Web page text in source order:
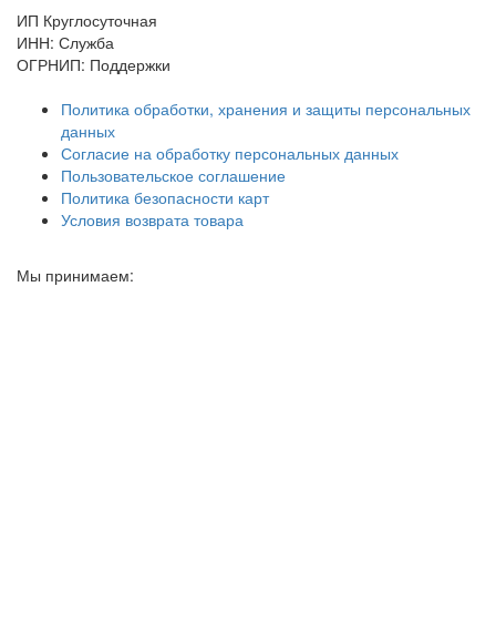
ИП Круглосуточная
ИНН: Служба
ОГРНИП: Поддержки
Политика обработки, хранения и защиты персональных
данных
Согласие на обработку персональных данных
Пользовательское соглашение
Политика безопасности карт
Условия возврата товара
Мы принимаем: